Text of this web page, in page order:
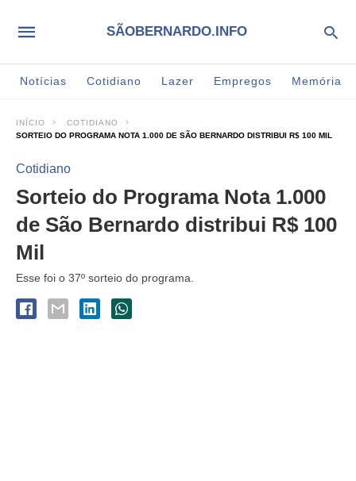
SÃOBERNARDO.INFO
Notícias Cotidiano Lazer Empregos Memória
INÍCIO
COTIDIANO
SORTEIO DO PROGRAMA NOTA 1.000 DE SÃO BERNARDO DISTRIBUI R$ 100 MIL
Cotidiano
Sorteio do Programa Nota 1.000
de São Bernardo distribui R$ 100
Mil
Esse foi o 37º sorteio do programa.